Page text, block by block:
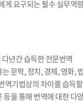
게 요구되는 필수 실무역
년간 습득한 전문번역
문학, 정치, 경제, 영화,
역기법상의 차이를 습득
등을 통해 번역에 대한 다